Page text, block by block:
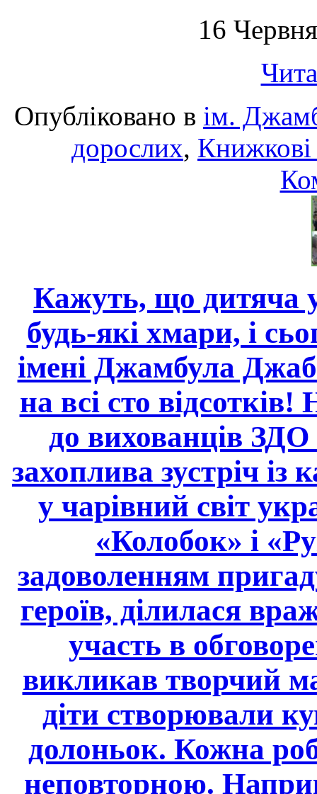
16
Опубліковано в ім.
дорослих, Книжкові
Кажуть, що дитяча
будь-які хмари, і
імені Джамбула
на всі сто відсотків!
до вихованців
захоплива зустріч
у чарівний світ
«Колобок» і
задоволенням
героїв, ділилася
участь в
викликав творчий
діти створювали
долоньок. Кожна
неповторною.